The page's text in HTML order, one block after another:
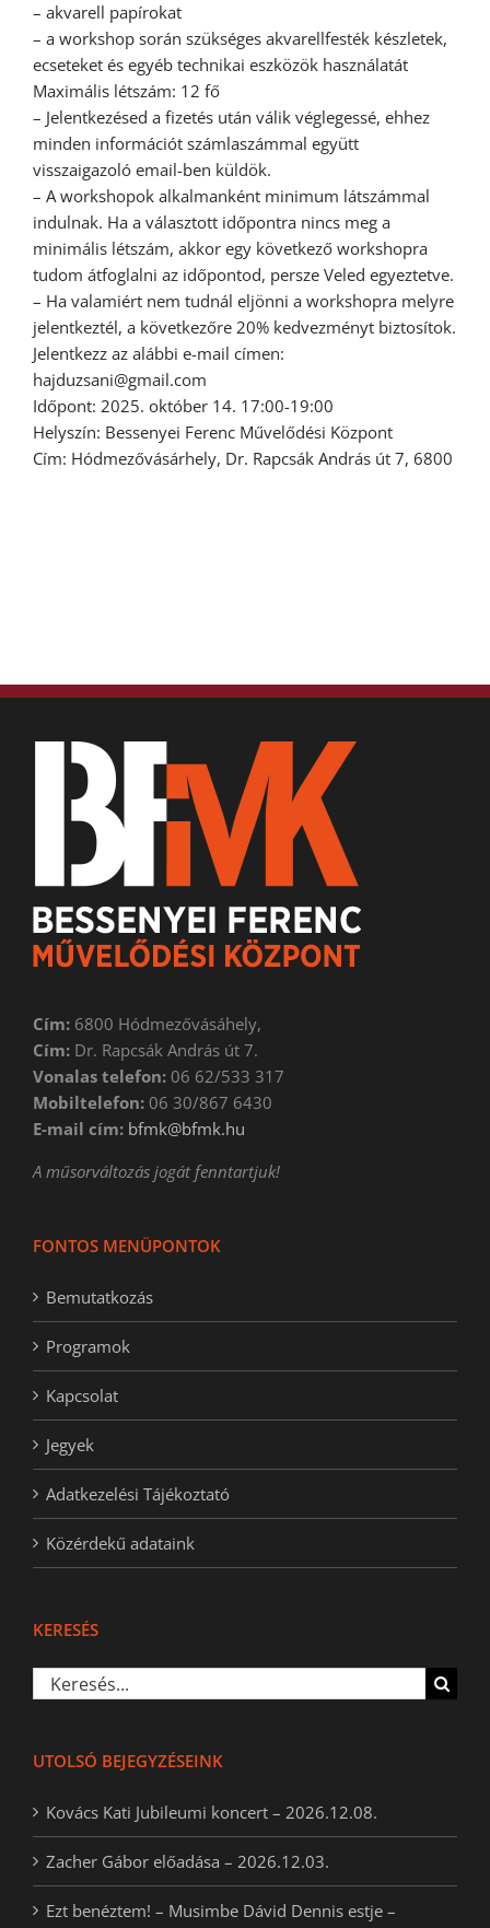
– akvarell papírokat
– a workshop során szükséges akvarellfesték készletek,
ecseteket és egyéb technikai eszközök használatát
Maximális létszám: 12 fő
– Jelentkezésed a fizetés után válik véglegessé, ehhez
minden információt számlaszámmal együtt
visszaigazoló email-ben küldök.
– A workshopok alkalmanként minimum látszámmal
indulnak. Ha a választott időpontra nincs meg a
minimális létszám, akkor egy következő workshopra
tudom átfoglalni az időpontod, persze Veled egyeztetve.
– Ha valamiért nem tudnál eljönni a workshopra melyre
jelentkeztél, a következőre 20% kedvezményt biztosítok.
Jelentkezz az alábbi e-mail címen:
hajduzsani@gmail.com
Időpont: 2025. október 14. 17:00-19:00
Helyszín: Bessenyei Ferenc Művelődési Központ
Cím: Hódmezővásárhely, Dr. Rapcsák András út 7, 6800
Cím: 6800 Hódmezővásáhely,
Cím: Dr. Rapcsák András út 7.
Vonalas telefon: 06 62/533 317
Mobiltelefon: 06 30/867 6430
E-mail cím: bfmk@bfmk.hu
A műsorváltozás jogát fenntartjuk!
FONTOS MENÜPONTOK
Bemutatkozás
Programok
Kapcsolat
Jegyek
Adatkezelési Tájékoztató
Közérdekű adataink
KERESÉS
Keresés...
UTOLSÓ BEJEGYZÉSEINK
Kovács Kati Jubileumi koncert – 2026.12.08.
Zacher Gábor előadása – 2026.12.03.
Ezt benéztem! – Musimbe Dávid Dennis estje –